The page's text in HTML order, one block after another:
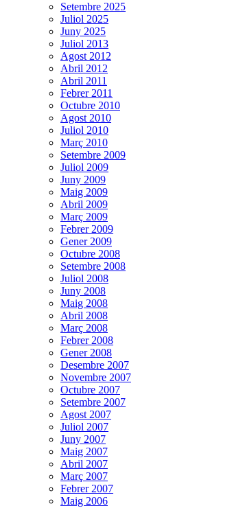
Setembre 2025
Juliol 2025
Juny 2025
Juliol 2013
Agost 2012
Abril 2012
Abril 2011
Febrer 2011
Octubre 2010
Agost 2010
Juliol 2010
Març 2010
Setembre 2009
Juliol 2009
Juny 2009
Maig 2009
Abril 2009
Març 2009
Febrer 2009
Gener 2009
Octubre 2008
Setembre 2008
Juliol 2008
Juny 2008
Maig 2008
Abril 2008
Març 2008
Febrer 2008
Gener 2008
Desembre 2007
Novembre 2007
Octubre 2007
Setembre 2007
Agost 2007
Juliol 2007
Juny 2007
Maig 2007
Abril 2007
Març 2007
Febrer 2007
Maig 2006